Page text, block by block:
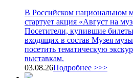
В Российском национальном
стартует акция «Август на
Посетители, купившие
входящих в состав Музея
посетить тематическую
выставкам.
03.08.26Подробнее >>>